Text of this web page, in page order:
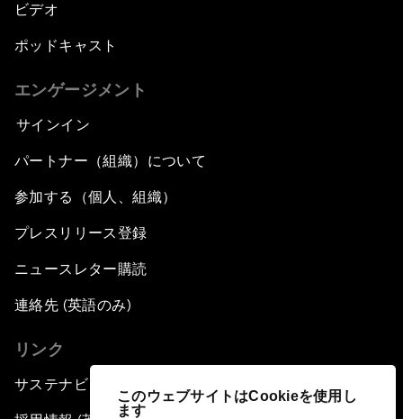
このウェブサイトはCookieを使用し
ます
ビデオ
ポッドキャスト
エンゲージメント
サインイン
パートナー（組織）について
参加する（個人、組織）
プレスリリース登録
ニュースレター購読
連絡先 (英語のみ)
リンク
サステナビリティへの取り組み